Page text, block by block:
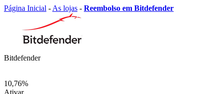
Página Inicial - As lojas - Reembolso em Bitdefender
Bitdefender
10,76%
Ativar